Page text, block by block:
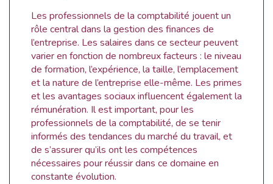
Les professionnels de la comptabilité jouent un
rôle central dans la gestion des finances de
l’entreprise. Les salaires dans ce secteur peuvent
varier en fonction de nombreux facteurs : le niveau
de formation, l’expérience, la taille, l’emplacement
et la nature de l’entreprise elle-même. Les primes
et les avantages sociaux influencent également la
rémunération. Il est important, pour les
professionnels de la comptabilité, de se tenir
informés des tendances du marché du travail, et
de s’assurer qu’ils ont les compétences
nécessaires pour réussir dans ce domaine en
constante évolution.